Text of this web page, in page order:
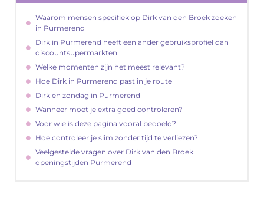
Waarom mensen specifiek op Dirk van den Broek zoeken
in Purmerend
Dirk in Purmerend heeft een ander gebruiksprofiel dan
discountsupermarkten
Welke momenten zijn het meest relevant?
Hoe Dirk in Purmerend past in je route
Dirk en zondag in Purmerend
Wanneer moet je extra goed controleren?
Voor wie is deze pagina vooral bedoeld?
Hoe controleer je slim zonder tijd te verliezen?
Veelgestelde vragen over Dirk van den Broek
openingstijden Purmerend